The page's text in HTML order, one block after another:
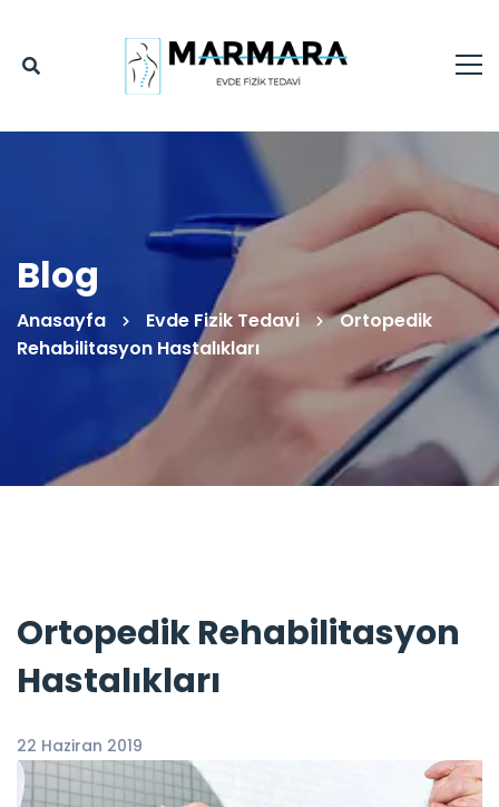
Blog
Anasayfa Evde Fizik Tedavi
Ortopedik
Rehabilitasyon Hastalıkları
Ortopedik Rehabilitasyon
Hastalıkları
22 Haziran 2019